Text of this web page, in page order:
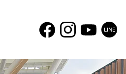
LINE